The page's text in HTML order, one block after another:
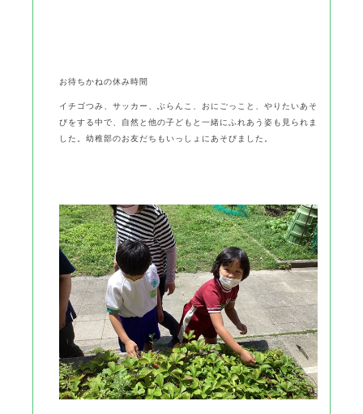
お待ちかねの休み時間
イチゴつみ、サッカー、ぶらんこ、おにごっこと、やりたいあそ
びをする中で、自然と他の子どもと一緒にふれあう姿も見られま
した。幼稚部のお友だちもいっしょにあそびました。